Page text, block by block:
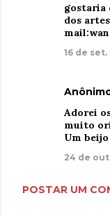
gostaria
dos
16 de set.
Adorei
muito
Um
24 de
POSTAR UM